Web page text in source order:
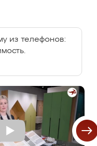
из телефонов: